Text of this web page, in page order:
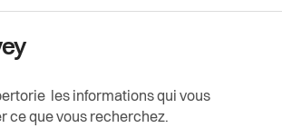
les informations qui vous
ce que vous recherchez.